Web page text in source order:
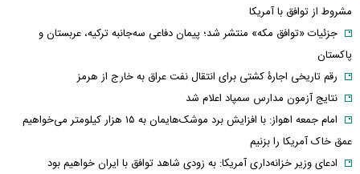
مشروط از توافق با آمریکا
جزئیات «توافق مکه» منتشر شد؛ پیمان دفاعی سه‌جانبه ترکیه، عربستان و
پاکستان
رقم تاریخی اجارۀ کشتی برای انتقال نفت عراق به خارج از هرمز
نتایج آزمون مدارس سمپاد اعلام شد
امام‌ جمعه اهواز: با افزایش برد موشک‌هایمان به ۱۵ هزار کیلومتر می‌خواهیم
عمق خاک آمریکا را بزنیم
ادعای وزیر خزانه‌داری آمریکا: به زودی شاهد توافق با ایران خواهیم بود